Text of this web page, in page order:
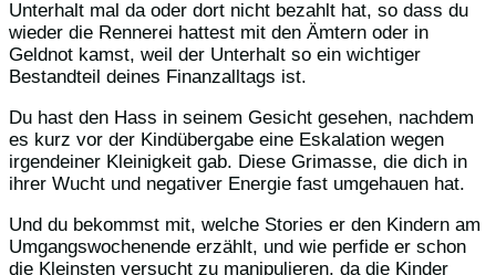
Unterhalt mal da oder dort nicht bezahlt hat, so dass du
wieder die Rennerei hattest mit den Ämtern oder in
Geldnot kamst, weil der Unterhalt so ein wichtiger
Bestandteil deines Finanzalltags ist.
Du hast den Hass in seinem Gesicht gesehen, nachdem
es kurz vor der Kindübergabe eine Eskalation wegen
irgendeiner Kleinigkeit gab. Diese Grimasse, die dich in
ihrer Wucht und negativer Energie fast umgehauen hat.
Und du bekommst mit, welche Stories er den Kindern am
Umgangswochenende erzählt, und wie perfide er schon
die Kleinsten versucht zu manipulieren, da die Kinder